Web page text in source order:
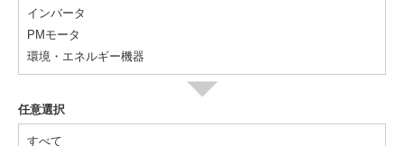
インバータ
PMモータ
環境・エネルギー機器
任意選択
すべて